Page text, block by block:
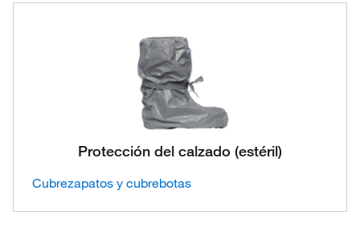
Protección del calzado (estéril)
Cubrezapatos y cubrebotas